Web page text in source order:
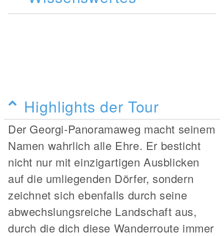
Highlights der Tour
Der Georgi-Panoramaweg macht seinem
Namen wahrlich alle Ehre. Er besticht
nicht nur mit einzigartigen Ausblicken
auf die umliegenden Dörfer, sondern
zeichnet sich ebenfalls durch seine
abwechslungsreiche Landschaft aus,
durch die dich diese Wanderroute immer